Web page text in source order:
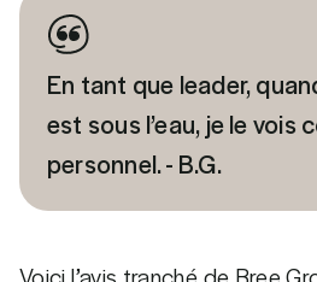
En tant que leader,
est sous l’eau, je le vois
personnel. - B.G.